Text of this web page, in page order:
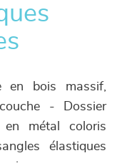
en bois massif,
- Dossier
métal coloris
élastiques